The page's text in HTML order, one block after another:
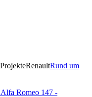
ProjekteRenaultRund um
Alfa Romeo 147 -